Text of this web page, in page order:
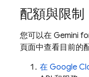
配額與限制
您可以在 Gemini
頁面中查看目前的
在 Google